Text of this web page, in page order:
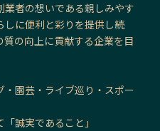
業者の想いである親しみやす
しに便利と彩りを提供し続
質の向上に貢献する企業を目
・園芸・ライブ巡り・スポー
誠実であること」